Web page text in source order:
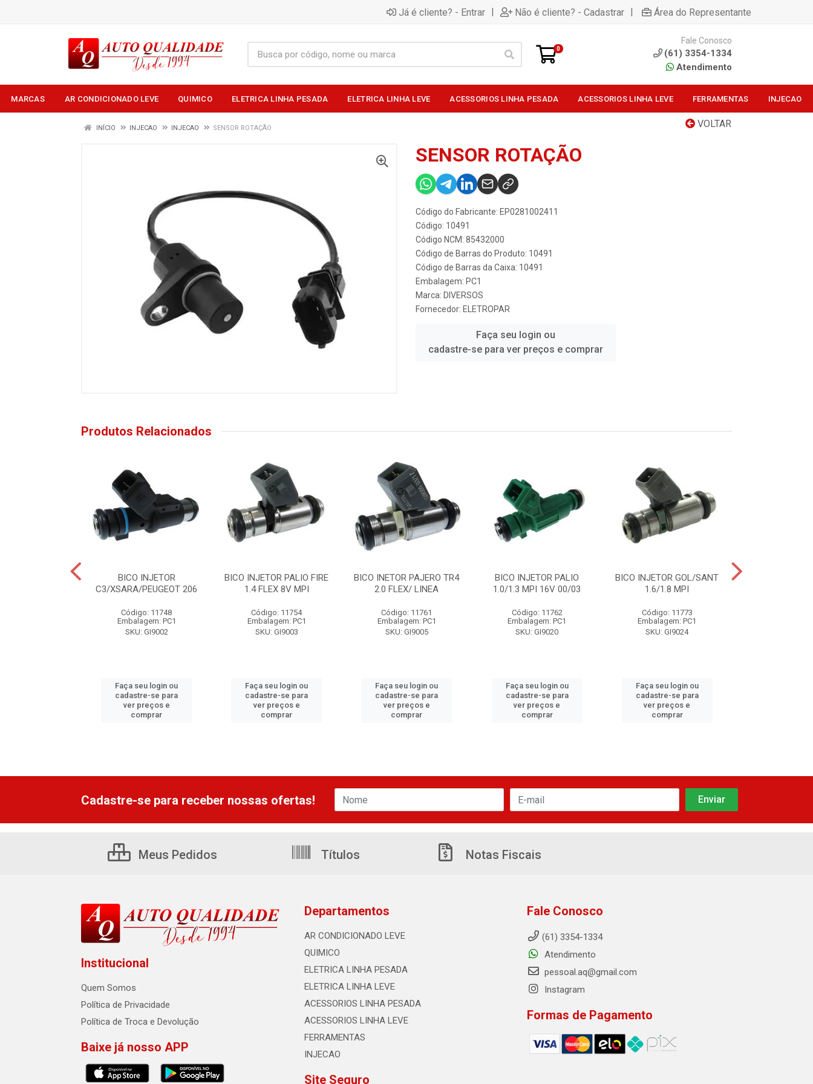
Já é cliente? - Entrar | Não é cliente? - Cadastrar | Área do Representante
0
Fale Conosco
(61) 3354-1334
Atendimento
MARCAS AR CONDICIONADO LEVE QUIMICO ELETRICA LINHA PESADA ELETRICA LINHA LEVE ACESSORIOS LINHA PESADA ACESSORIOS LINHA LEVE FERRAMENTAS INJECAO
VOLTAR
INÍCIO INJECAO INJECAO SENSOR ROTAÇÃO
SENSOR ROTAÇÃO
Código do Fabricante: EP0281002411
Código: 10491
Código NCM: 85432000
Código de Barras do Produto: 10491
Código de Barras da Caixa: 10491
Embalagem: PC1
Marca: DIVERSOS
Fornecedor: ELETROPAR
Faça seu login ou
cadastre-se para ver preços e comprar
Produtos Relacionados
BICO INJETOR
C3/XSARA/PEUGEOT 206
Código: 11748
Embalagem: PC1
SKU: GI9002
Faça seu login ou
cadastre-se para
ver preços e
comprar
BICO INJETOR PALIO FIRE
1.4 FLEX 8V MPI
Código: 11754
Embalagem: PC1
SKU: GI9003
Faça seu login ou
cadastre-se para
ver preços e
comprar
BICO INETOR PAJERO TR4
2.0 FLEX/ LINEA
Código: 11761
Embalagem: PC1
SKU: GI9005
Faça seu login ou
cadastre-se para
ver preços e
comprar
BICO INJETOR PALIO
1.0/1.3 MPI 16V 00/03
Código: 11762
Embalagem: PC1
SKU: GI9020
Faça seu login ou
cadastre-se para
ver preços e
comprar
BICO INJETOR GOL/SANT
1.6/1.8 MPI
Código: 11773
Embalagem: PC1
SKU: GI9024
Faça seu login ou
cadastre-se para
ver preços e
comprar
Cadastre-se para receber nossas ofertas!
Meus Pedidos Títulos Notas Fiscais
Institucional
Quem Somos
Política de Privacidade
Política de Troca e Devolução
Baixe já nosso APP
Departamentos
AR CONDICIONADO LEVE
QUIMICO
ELETRICA LINHA PESADA
ELETRICA LINHA LEVE
ACESSORIOS LINHA PESADA
ACESSORIOS LINHA LEVE
FERRAMENTAS
INJECAO
Site Seguro
Fale Conosco
(61) 3354-1334
Atendimento
pessoal.aq@gmail.com
Instagram
Formas de Pagamento